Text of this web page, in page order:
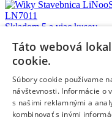
Skladom 5 a viac kusov
9,99 € s DPH
Pridať do košíka
99511
Táto webová
cookie.
Súbory cookie používame
návštevnosti. Informácie o
s našimi reklamnými a
kombinovať s inými